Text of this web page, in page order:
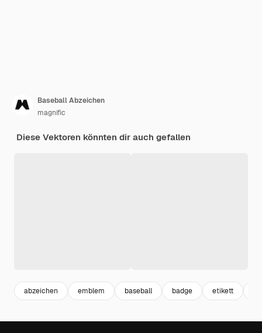
Baseball Abzeichen
magnific
Diese Vektoren könnten dir auch gefallen
abzeichen emblem baseball badge etikett